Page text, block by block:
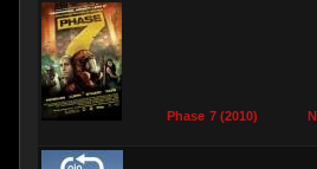
Phase 7 (2010)